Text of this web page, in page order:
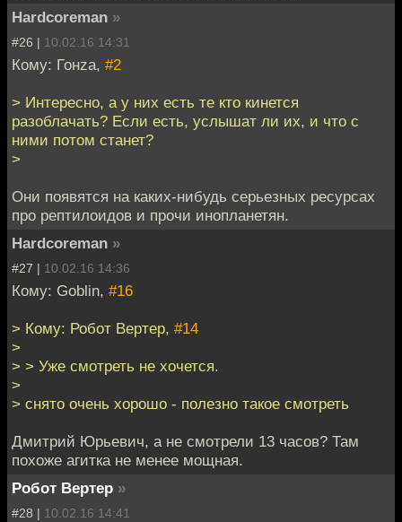
Hardcoreman »
#26 | 10.02.16 14:31
Кому: Гонzа, #2
> Интересно, а у них есть те кто кинется
разоблачать? Если есть, услышат ли их, и что с
ними потом станет?
>
Они появятся на каких-нибудь серьезных ресурсах
про рептилоидов и прочи инопланетян.
Hardcoreman »
#27 | 10.02.16 14:36
Кому: Goblin, #16
> Кому: Робот Вертер, #14
>
> > Уже смотреть не хочется.
>
> снято очень хорошо - полезно такое смотреть
Дмитрий Юрьевич, а не смотрели 13 часов? Там
похоже агитка не менее мощная.
Робот Вертер »
#28 | 10.02.16 14:41